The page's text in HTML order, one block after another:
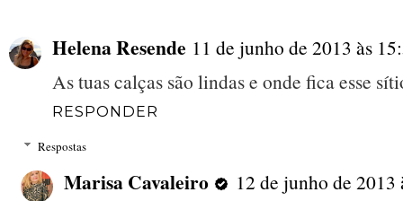
Helena Resende 11 de junho de 2013 às
As tuas calças são lindas e onde fica esse
RESPONDER
Respostas
Marisa Cavaleiro
12 de junho de 2013